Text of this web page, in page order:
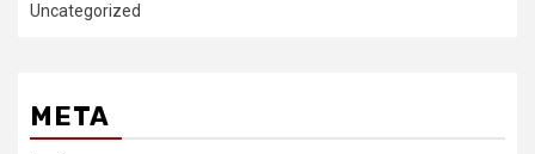
Uncategorized
META